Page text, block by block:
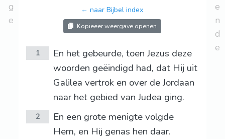
g
e
← naar Bijbel index
Kopieëer weergave openen
1
En het gebeurde, toen Jezus deze
woorden geëindigd had, dat Hij uit
Galilea vertrok en over de Jordaan
naar het gebied van Judea ging.
2
En een grote menigte volgde
Hem, en Hij genas hen daar.
e
n
d
e